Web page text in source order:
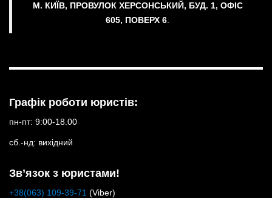
М. КИЇВ, ПРОВУЛОК ХЕРСОНСЬКИЙ, БУД. 1, ОФІС
605, ПОВЕРХ 6.
Графік роботи юристів:
пн-пт: 9:00-18.00
сб.-нд: вихідний
Зв’язок з юристами!
+38(063) 109-39-71 (Viber)